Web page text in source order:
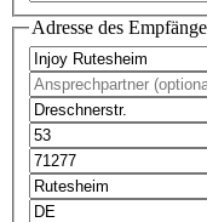
Adresse des